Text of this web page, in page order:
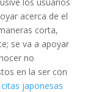
acerca de el
corta,
se va a apoyar
no
en la ser con
japonesas